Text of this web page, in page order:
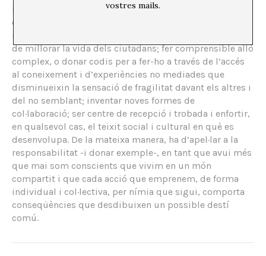
I d’acord amb aquesta contraprestació, una institució
cultural pública finançada amb diners públics té la
responsabilitat, en la mesura de les seves possibilitats,
de millorar la vida dels ciutadans; fer comprensible allò
complex, o donar codis per a fer-ho a través de l’accés
al coneixement i d’experiències no mediades que
disminueixin la sensació de fragilitat davant els altres i
del no semblant; inventar noves formes de
col·laboració; ser centre de recepció i trobada i enfortir,
en qualsevol cas, el teixit social i cultural en què es
desenvolupa. De la mateixa manera, ha d’apel·lar a la
responsabilitat -i donar exemple-, en tant que avui més
que mai som conscients que vivim en un món
compartit i que cada acció que emprenem, de forma
individual i col·lectiva, per nímia que sigui, comporta
conseqüències que desdibuixen un possible destí
comú.
vostres mails.